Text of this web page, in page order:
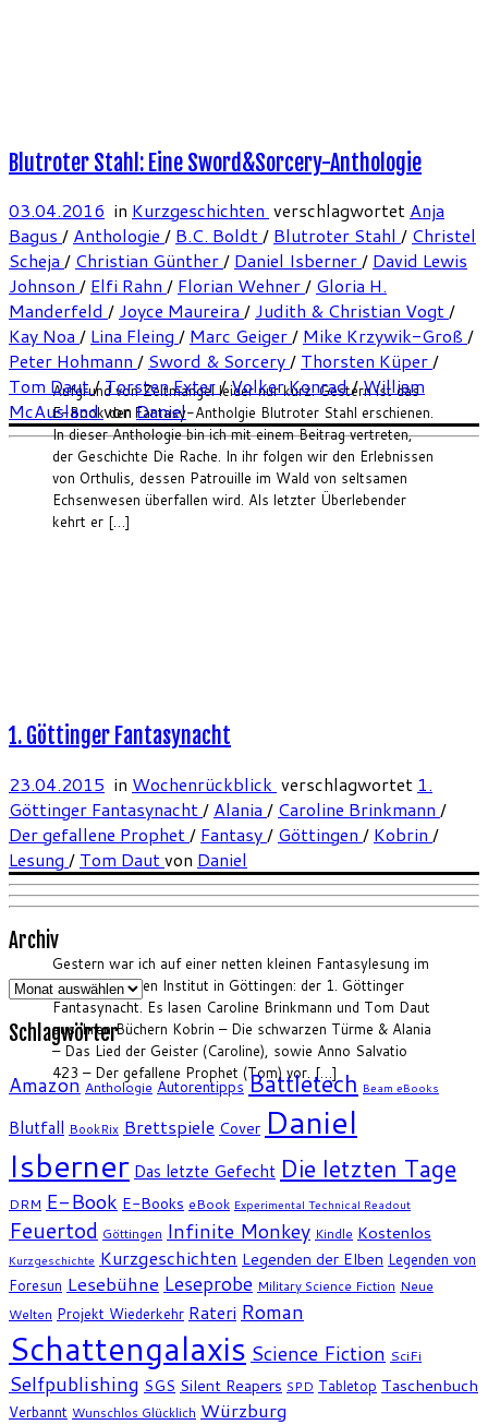
Aufgrund von Zeitmangel leider nur kurz: Gestern ist das
E-Book der Fantasy-Antholgie Blutroter Stahl erschienen.
In dieser Anthologie bin ich mit einem Beitrag vertreten,
der Geschichte Die Rache. In ihr folgen wir den Erlebnissen
von Orthulis, dessen Patrouille im Wald von seltsamen
Echsenwesen überfallen wird. Als letzter Überlebender
kehrt er […]
Blutroter Stahl: Eine Sword&Sorcery-Anthologie
03.04.2016 in Kurzgeschichten verschlagwortet Anja
Bagus / Anthologie / B.C. Boldt/ Blutroter Stahl / Christel
Scheja / Christian Günther/ Daniel Isberner/ David Lewis
Johnson / Elfi Rahn / Florian Wehner/ Gloria H.
Manderfeld / Joyce Maureira / Judith & Christian Vogt/
Kay Noa / Lina Fleing / Marc Geiger/ Mike Krzywik-Groß /
Peter Hohmann / Sword & Sorcery/ Thorsten Küper/
Tom Daut/Torsten Exter/Volker Konrad/William
McAuslandvonDaniel
Gestern war ich auf einer netten kleinen Fantasylesung im
Archäologischen Institut in Göttingen: der 1. Göttinger
Fantasynacht. Es lasen Caroline Brinkmann und Tom Daut
aus ihren Büchern Kobrin – Die schwarzen Türme & Alania
– Das Lied der Geister (Caroline), sowie Anno Salvatio
423 – Der gefallene Prophet (Tom) vor. […]
1. Göttinger Fantasynacht
23.04.2015 in Wochenrückblick verschlagwortet 1.
Göttinger Fantasynacht / Alania / Caroline Brinkmann /
Der gefallene Prophet / Fantasy / Göttingen / Kobrin /
Lesung / Tom Daut von Daniel
Archiv
Archiv
Schlagwörter
Amazon Anthologie Autorentipps Battletech Beam eBooks
Blutfall BookRix Brettspiele Cover Daniel
Isberner Das letzte Gefecht Die letzten Tage
DRM E-Book E-Books eBook Experimental Technical Readout
Feuertod Göttingen Infinite Monkey Kindle Kostenlos
Kurzgeschichte Kurzgeschichten Legenden der Elben Legenden von
Foresun Lesebühne Leseprobe Military Science Fiction Neue
Welten Projekt Wiederkehr Rateri Roman
Schattengalaxis Science Fiction SciFi
Selfpublishing SGS Silent Reapers SPD Tabletop Taschenbuch
Verbannt Wunschlos Glücklich Würzburg